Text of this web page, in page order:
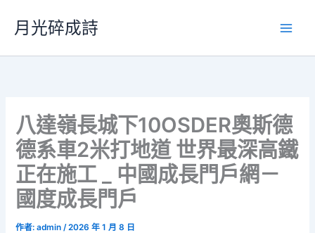
要
月光碎成詩
八達嶺長城下10OSDER奧斯德
德系車2米打地道 世界最深高鐵
正在施工 _ 中國成長門戶網－
國度成長門戶
作者:admin/2026 年 1 月 8 日